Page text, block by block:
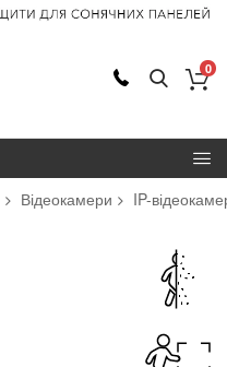
0
Відеокамери IP-